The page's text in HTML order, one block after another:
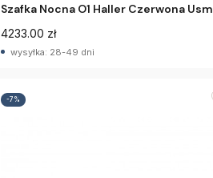
Szafka Nocna O1 Haller Czerwona Usm
4233.00 zł
wysyłka: 28-49 dni
-7%